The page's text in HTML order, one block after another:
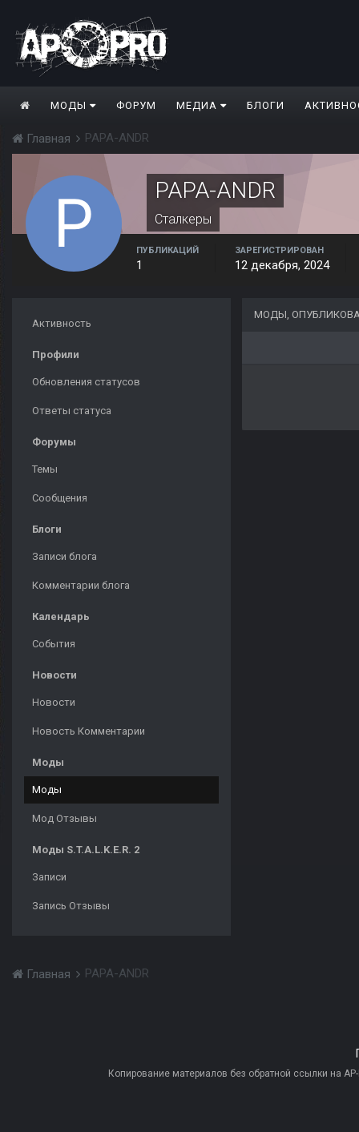
МОДЫ ФОРУМ МЕДИА БЛОГИ
Главная PAPA-ANDR
PAPA-ANDR
Сталкеры
ПУБЛИКАЦИЙ
1
ЗАРЕГИСТРИРОВАН
12 декабря, 2024
Активность
Профили
Обновления статусов
Ответы статуса
Форумы
Темы
Сообщения
Блоги
Записи блога
Комментарии блога
Календарь
События
Новости
Новости
Новость Комментарии
Моды
Моды
Мод Отзывы
Моды S.T.A.L.K.E.R. 2
Записи
Запись Отзывы
МОДЫ,
Главная PAPA-ANDR
Копирование материалов без обратной ссылки на